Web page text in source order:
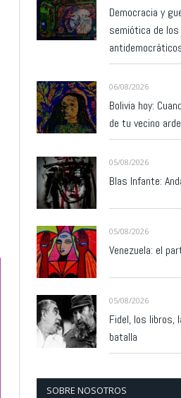
Democracia y
semiótica de
06/08/2026
Bolivia hoy:
de tu vecino
05/08/2026
Blas Infante:
05/08/2026
Venezuela: el
05/08/2026
Fidel, los libros,
batalla
SOBRE NOSOTROS